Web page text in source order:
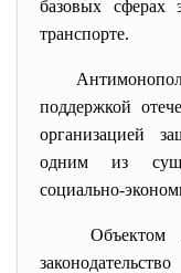
базовых сферах
транспорте.
поддержкой
организацией
одним из
социально-
Объектом